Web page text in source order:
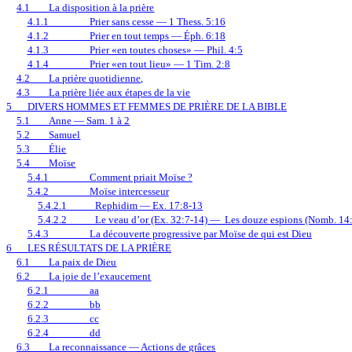
4.1
La disposition à la prière
4.1.1
Prier sans cesse — 1 Thess. 5:16
4.1.2
Prier en tout temps — Éph. 6:18
4.1.3
Prier «en toutes choses» — Phil. 4:5
4.1.4
Prier «en tout lieu» — 1 Tim. 2:8
4.2
La prière quotidienne,
4.3
La prière liée aux étapes de la vie
5
DIVERS HOMMES ET FEMMES DE PRIÈRE DE LA BIBLE
5.1
Anne — Sam. 1 à 2
5.2
Samuel
5.3
Élie
5.4
Moïse
5.4.1
Comment priait Moïse ?
5.4.2
Moïse intercesseur
5.4.2.1
Rephidim — Ex. 17:8-13
5.4.2.2
Le veau d’or (Ex. 32:7-14) — Les douze espions (Nomb.
5.4.3
La découverte progressive par Moïse de qui est Dieu
6
LES RÉSULTATS DE LA PRIÈRE
6.1
La paix de Dieu
6.2
La joie de l’exaucement
6.2.1
aa
6.2.2
bb
6.2.3
cc
6.2.4
dd
6.3
La reconnaissance—Actions de grâces